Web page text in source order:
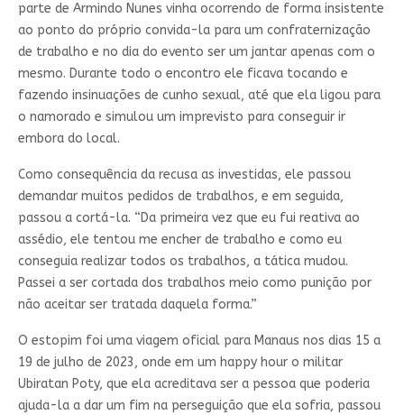
parte de Armindo Nunes vinha ocorrendo de forma insistente
ao ponto do próprio convida-la para um confraternização
de trabalho e no dia do evento ser um jantar apenas com o
mesmo. Durante todo o encontro ele ficava tocando e
fazendo insinuações de cunho sexual, até que ela ligou para
o namorado e simulou um imprevisto para conseguir ir
embora do local.
Como consequência da recusa as investidas, ele passou
demandar muitos pedidos de trabalhos, e em seguida,
passou a cortá-la. “Da primeira vez que eu fui reativa ao
assédio, ele tentou me encher de trabalho e como eu
conseguia realizar todos os trabalhos, a tática mudou.
Passei a ser cortada dos trabalhos meio como punição por
não aceitar ser tratada daquela forma.”
O estopim foi uma viagem oficial para Manaus nos dias 15 a
19 de julho de 2023, onde em um happy hour o militar
Ubiratan Poty, que ela acreditava ser a pessoa que poderia
ajuda-la a dar um fim na perseguição que ela sofria, passou